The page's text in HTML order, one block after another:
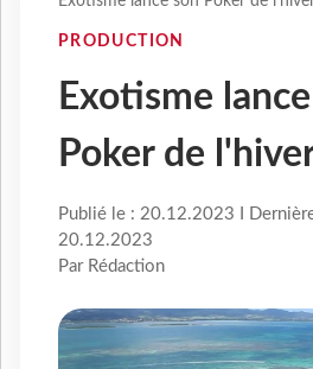
PRODUCTION
Exotisme
Poker de
Publié le : 20.12.2023 I
20.12.2023
Par Rédaction